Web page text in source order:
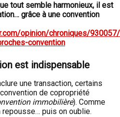
tout semble harmonieux, il est
grâce à une convention
opinion/chroniques/
convention
est indispensable
une transaction, certains
de copropriété
immobilière). Comme
repousse… puis on oublie.